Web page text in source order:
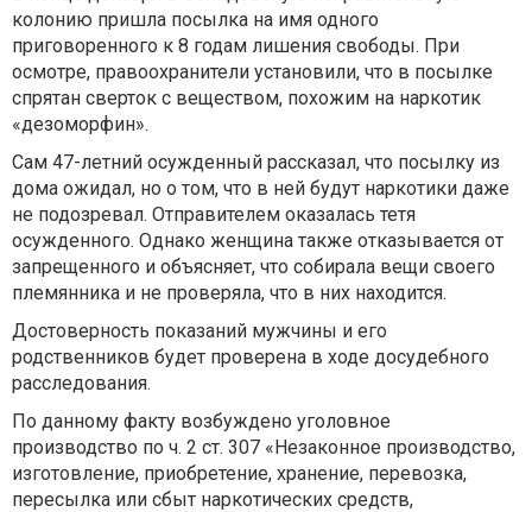
колонию пришла посылка на имя одного
приговоренного к 8 годам лишения свободы. При
осмотре, правоохранители установили, что в посылке
спрятан сверток с веществом, похожим на наркотик
«дезоморфин».
Сам 47-летний осужденный рассказал, что посылку из
дома ожидал, но о том, что в ней будут наркотики даже
не подозревал. Отправителем оказалась тетя
осужденного. Однако женщина также отказывается от
запрещенного и объясняет, что собирала вещи своего
племянника и не проверяла, что в них находится.
Достоверность показаний мужчины и его
родственников будет проверена в ходе досудебного
расследования.
По данному факту возбуждено уголовное
производство по ч. 2 ст. 307 «Незаконное производство,
изготовление, приобретение, хранение, перевозка,
пересылка или сбыт наркотических средств,